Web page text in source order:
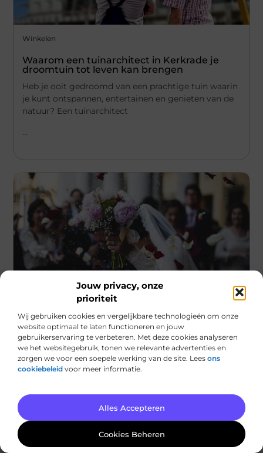
Jouw privacy, onze
prioriteit
Wij gebruiken cookies en vergelijkbare technologieën om onze
website optimaal te laten functioneren en jouw
gebruikerservaring te verbeteren. Met deze cookies analyseren
we het websitegebruik, tonen we relevante advertenties en
zorgen we voor een soepele werking van de site. Lees ons
cookiebeleid voor meer informatie.
Alles Accepteren
Cookies Beheren
Winkelen
Waarom een tuinarchitect in Kerkrade je
droomtuin tot leven kan brengen
Heb je ooit gedroomd van een prachtige tuin waarin
je kunt ontspannen, entertainen en genieten van de
natuur? Een tuinarchitect
...
Betoverende trouwlocatie in Maassluis voor
je droombruiloft
Maassluis is een pittoresk stadje dat zich uitstekend
leent voor het organiseren van een onvergetelijke
...